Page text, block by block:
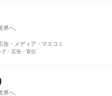
界へ。
告・メディア・マスコミ
グ・広告・宣伝
界へ。